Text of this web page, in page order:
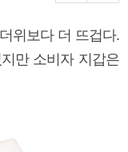
위보다 더 뜨겁다.
만 소비자 지갑은